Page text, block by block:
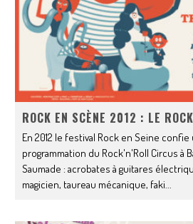
ROCK EN SCÈNE 2012 : LE
En 2012 le festival Rock en Seine
programmation du Rock'n'Roll Circus à
Saumade : acrobates à guitares
magicien, taureau mécanique, faki